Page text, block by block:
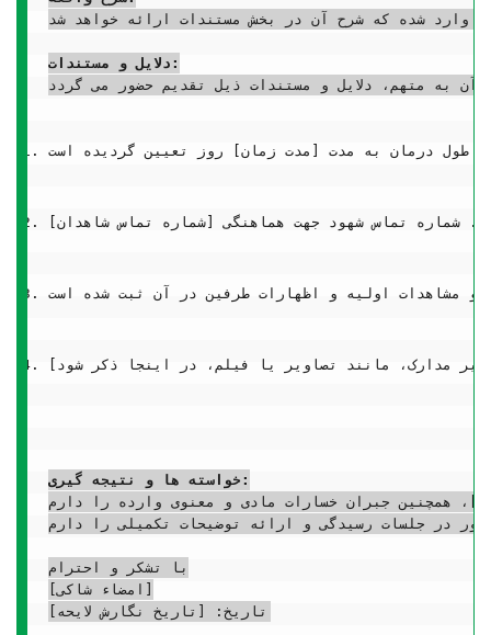
وارد شده که شرح آن در بخش مستندات ارائه خواهد شد.
دلایل و مستندات:
خواسته ها و نتیجه گیری:
تقاضای رسیدگی عادلانه و صدور حکم محکومیت متهم به [درخواست قصاص، یا تعیین دیه کامل جراحات وارده بر اساس نظریه پزشکی قانونی و نیز مجازات تعزیری ماده ۶۱۴ قانون مجازات اسلامی (حبس و شلاق)]، همچنین جبران خسارات مادی و معنوی وارده را دارم.
در جلسات رسیدگی و ارائه توضیحات تکمیلی را دارم.
با تشکر و احترام
[امضاء شاکی]